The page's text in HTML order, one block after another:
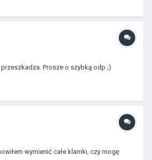
Prosze o szybką odp ;)
wymienić całe klamki, czy mogę